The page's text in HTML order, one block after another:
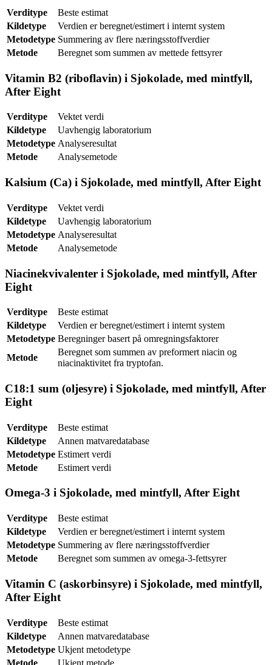
Verditype
Beste estimat
Kildetype
Verdien er beregnet/estimert i internt system
Metodetype Summering av flere næringsstoffverdier
Metode
Beregnet som summen av mettede fettsyrer
Vitamin B2 (riboflavin) i Sjokolade, med mintfyll,
After Eight
Verditype
Vektet verdi
Kildetype
Uavhengig laboratorium
Metodetype Analyseresultat
Metode
Analysemetode
Kalsium (Ca) i Sjokolade, med mintfyll, After Eight
Verditype
Vektet verdi
Kildetype
Uavhengig laboratorium
Metodetype Analyseresultat
Metode
Analysemetode
Niacinekvivalenter i Sjokolade, med mintfyll, After
Eight
Verditype
Beste estimat
Kildetype
Verdien er beregnet/estimert i internt system
Metodetype Beregninger basert på omregningsfaktorer
Metode
Beregnet som summen av preformert niacin og
niacinaktivitet fra tryptofan.
C18:1 sum (oljesyre) i Sjokolade, med mintfyll, After
Eight
Verditype
Beste estimat
Kildetype
Annen matvaredatabase
Metodetype Estimert verdi
Metode
Estimert verdi
Omega-3 i Sjokolade, med mintfyll, After Eight
Verditype
Beste estimat
Kildetype
Verdien er beregnet/estimert i internt system
Metodetype Summering av flere næringsstoffverdier
Metode
Beregnet som summen av omega-3-fettsyrer
Vitamin C (askorbinsyre) i Sjokolade, med mintfyll,
After Eight
Verditype
Beste estimat
Kildetype
Annen matvaredatabase
Metodetype Ukjent metodetype
Metode
Ukjent metode